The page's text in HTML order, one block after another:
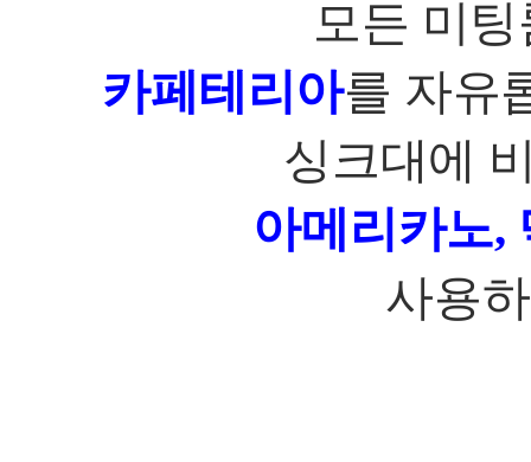
모든 미
카페테리아를 자유
싱크대에
아메리카노,
사용